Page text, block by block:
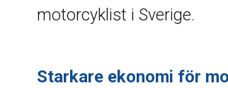
motorcyklist i Sverige.
Starkare ekonomi för